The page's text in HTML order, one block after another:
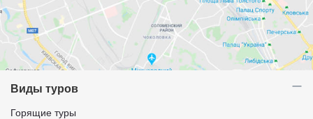
Виды туров
Горящие туры